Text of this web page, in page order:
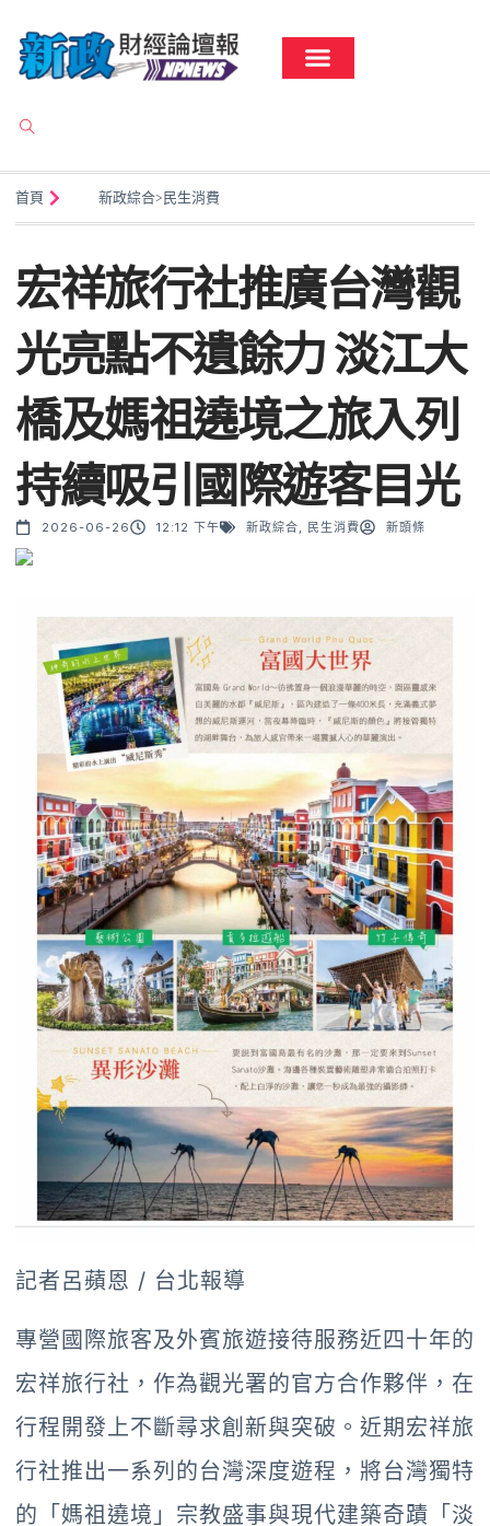
首頁 新政綜合>民生消費
宏祥旅行社推廣台灣觀
光亮點不遺餘力 淡江大
橋及媽祖遶境之旅入列
持續吸引國際遊客目光
2026-06-26 12:12 下午 新政綜合 民生消費 新頭條
記者呂蘋恩 / 台北報導
專營國際旅客及外賓旅遊接待服務近四十年的
宏祥旅行社，作為觀光署的官方合作夥伴，在
行程開發上不斷尋求創新與突破。近期宏祥旅
行社推出一系列的台灣深度遊程，將台灣獨特
的「媽祖遶境」宗教盛事與現代建築奇蹟「淡